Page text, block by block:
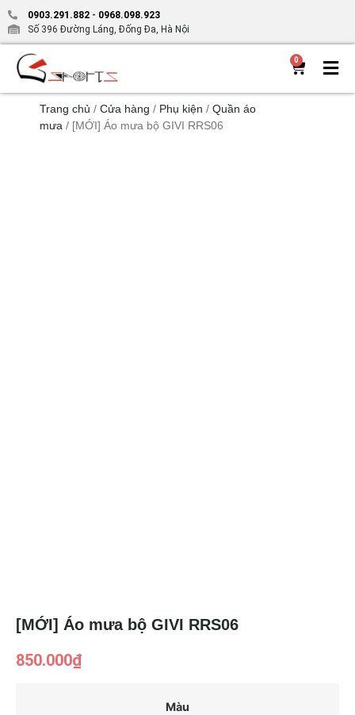
0903.291.882 - 0968.098.923
Số 396 Đường Láng, Đống Đa, Hà Nội
0
Trang chủ / Cửa hàng / Phụ kiện / Quần áo
mưa / [MỚI] Áo mưa bộ GIVI RRS06
[MỚI] Áo mưa bộ GIVI RRS06
850.000₫
Màu